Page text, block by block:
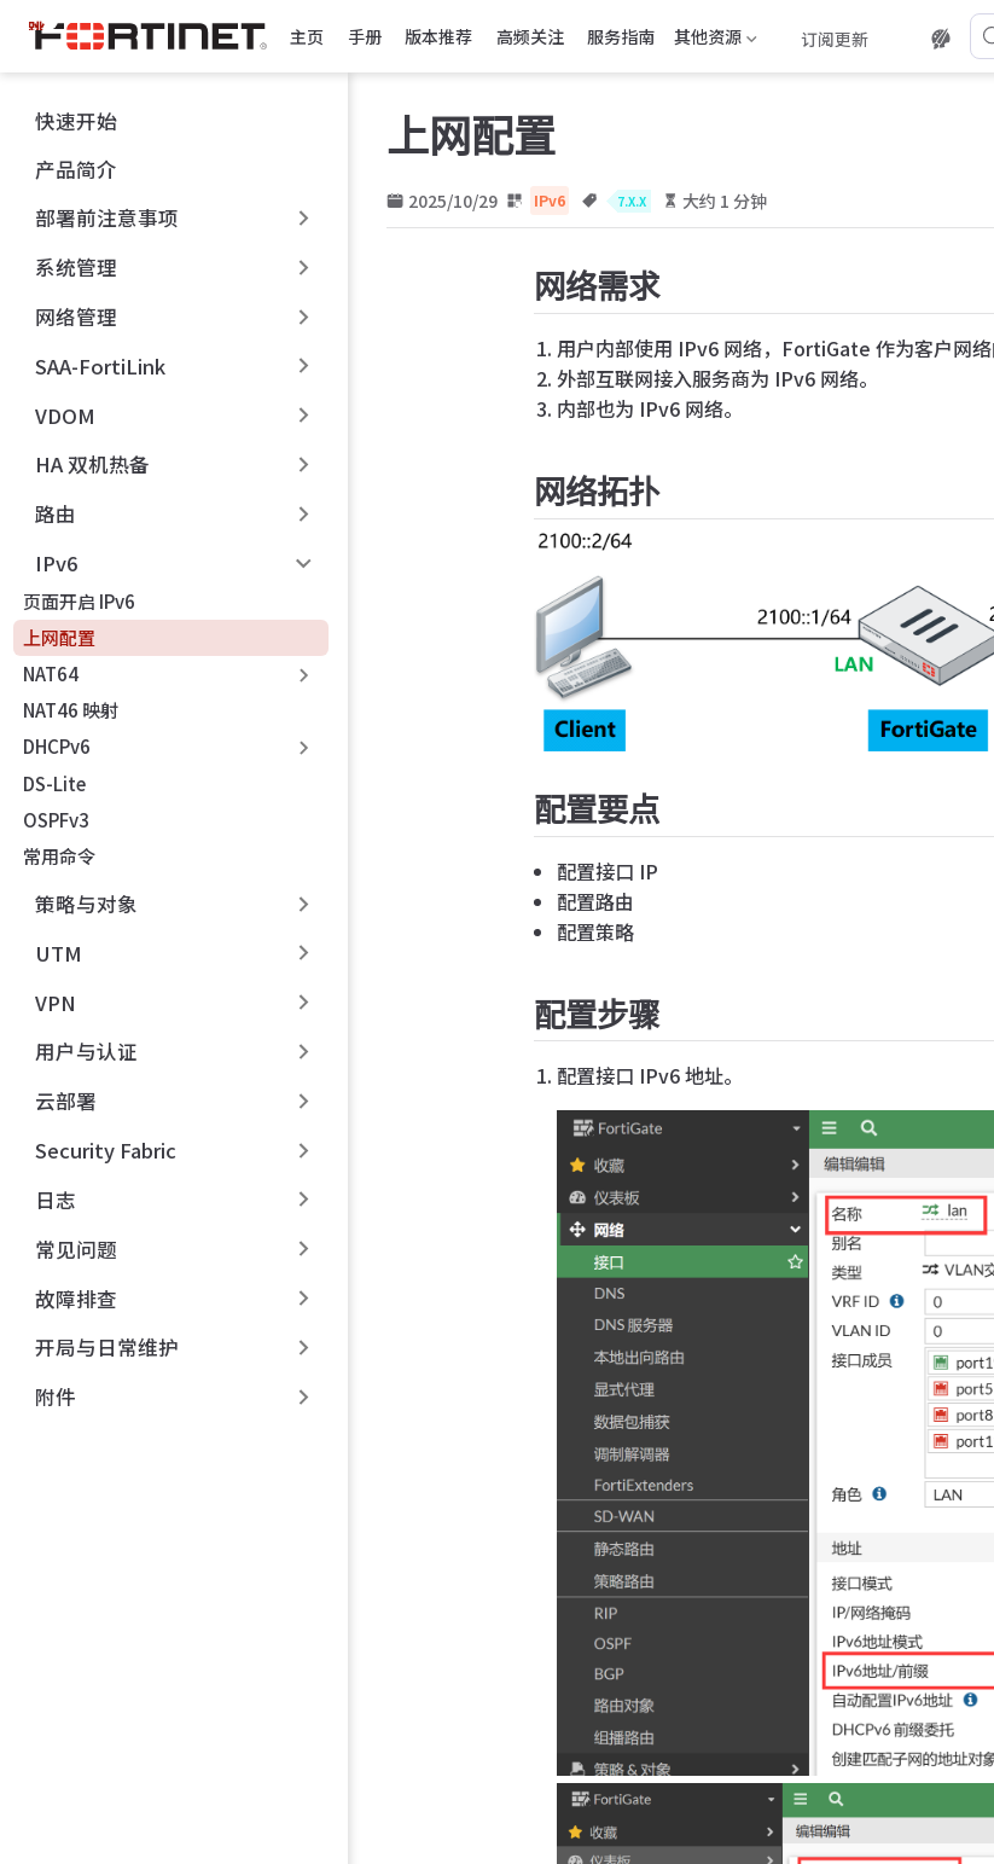
跳
至
主
內
容
主页 手册 版本推荐 高频关注 服务指南 其他资源 订阅更新
快速开始
产品简介
部署前注意事项
系统管理
网络管理
SAA-FortiLink
VDOM
HA 双机热备
路由
IPv6
页面开启 IPv6
上网配置
NAT64
NAT46 映射
DHCPv6
DS-Lite
OSPFv3
常用命令
策略与对象
UTM
VPN
用户与认证
云部署
Security Fabric
日志
常见问题
故障排查
开局与日常维护
附件
上网配置
2025/10/29 IPv6 7.X.X 大约 1 分钟
网络需求
用户内部使用 IPv6 网络，FortiGate 作为客户网
外部互联网接入服务商为 IPv6 网络。
内部也为 IPv6 网络。
网络拓扑
配置要点
配置接口 IP
配置路由
配置策略
配置步骤
配置接口 IPv6 地址。